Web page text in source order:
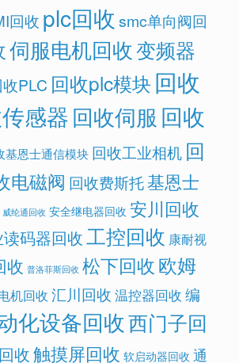
回收 plc回收 smc单向阀回
伺服电机回收变频器
PLC 回收plc模块 回收
感器回收伺服 回收
基恩士通信模块 回收工业相机 回
电磁阀 回收费斯托基恩士
威纶通回收 安全继电器回收 安川回收
码器回收工控回收 康耐视
收 普洛菲斯回收 松下回收欧姆
机回收 汇川回收 温控器回收 编
化设备回收西门子回
收触摸屏回收 软启动器回收 通